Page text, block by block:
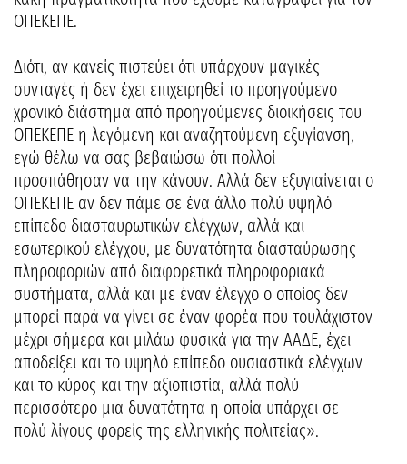
ΟΠΕΚΕΠΕ.
Διότι, αν κανείς πιστεύει ότι υπάρχουν μαγικές
συνταγές ή δεν έχει επιχειρηθεί το προηγούμενο
χρονικό διάστημα από προηγούμενες διοικήσεις του
ΟΠΕΚΕΠΕ η λεγόμενη και αναζητούμενη εξυγίανση,
εγώ θέλω να σας βεβαιώσω ότι πολλοί
προσπάθησαν να την κάνουν. Αλλά δεν εξυγιαίνεται ο
ΟΠΕΚΕΠΕ αν δεν πάμε σε ένα άλλο πολύ υψηλό
επίπεδο διασταυρωτικών ελέγχων, αλλά και
εσωτερικού ελέγχου, με δυνατότητα διασταύρωσης
πληροφοριών από διαφορετικά πληροφοριακά
συστήματα, αλλά και με έναν έλεγχο ο οποίος δεν
μπορεί παρά να γίνει σε έναν φορέα που τουλάχιστον
μέχρι σήμερα και μιλάω φυσικά για την ΑΑΔΕ, έχει
αποδείξει και το υψηλό επίπεδο ουσιαστικά ελέγχων
και το κύρος και την αξιοπιστία, αλλά πολύ
περισσότερο μια δυνατότητα η οποία υπάρχει σε
πολύ λίγους φορείς της ελληνικής πολιτείας».